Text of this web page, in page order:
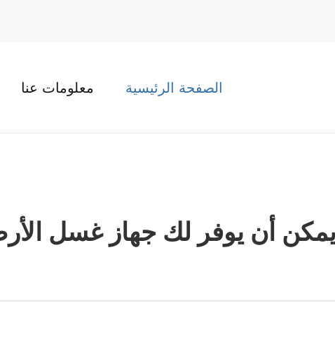
الصفحة الرئيسية معلومات عنا
أن يوفر لك جهاز غسل